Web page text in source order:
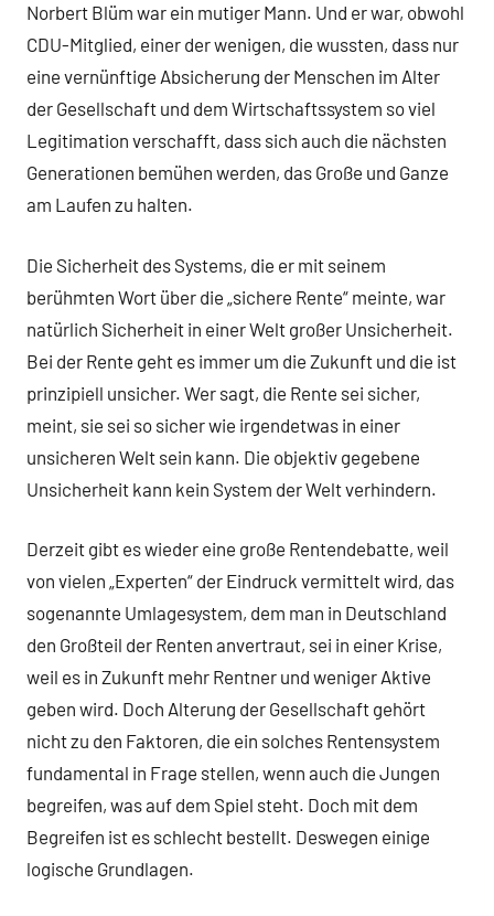
Norbert Blüm war ein mutiger Mann. Und er war, obwohl
CDU-Mitglied, einer der wenigen, die wussten, dass nur
eine vernünftige Absicherung der Menschen im Alter
der Gesellschaft und dem Wirtschaftssystem so viel
Legitimation verschafft, dass sich auch die nächsten
Generationen bemühen werden, das Große und Ganze
am Laufen zu halten.
Die Sicherheit des Systems, die er mit seinem
berühmten Wort über die „sichere Rente“ meinte, war
natürlich Sicherheit in einer Welt großer Unsicherheit.
Bei der Rente geht es immer um die Zukunft und die ist
prinzipiell unsicher. Wer sagt, die Rente sei sicher,
meint, sie sei so sicher wie irgendetwas in einer
unsicheren Welt sein kann. Die objektiv gegebene
Unsicherheit kann kein System der Welt verhindern.
Derzeit gibt es wieder eine große Rentendebatte, weil
von vielen „Experten“ der Eindruck vermittelt wird, das
sogenannte Umlagesystem, dem man in Deutschland
den Großteil der Renten anvertraut, sei in einer Krise,
weil es in Zukunft mehr Rentner und weniger Aktive
geben wird. Doch Alterung der Gesellschaft gehört
nicht zu den Faktoren, die ein solches Rentensystem
fundamental in Frage stellen, wenn auch die Jungen
begreifen, was auf dem Spiel steht. Doch mit dem
Begreifen ist es schlecht bestellt. Deswegen einige
logische Grundlagen.